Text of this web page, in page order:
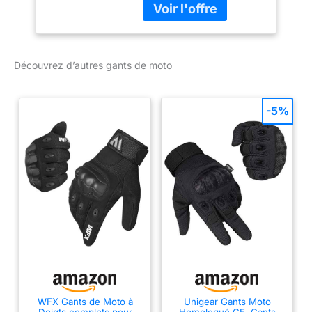
transpiration Non doublé
Découvrez d’autres gants de moto
WFX Gants de Moto à
Unigear Gants Moto
-5%